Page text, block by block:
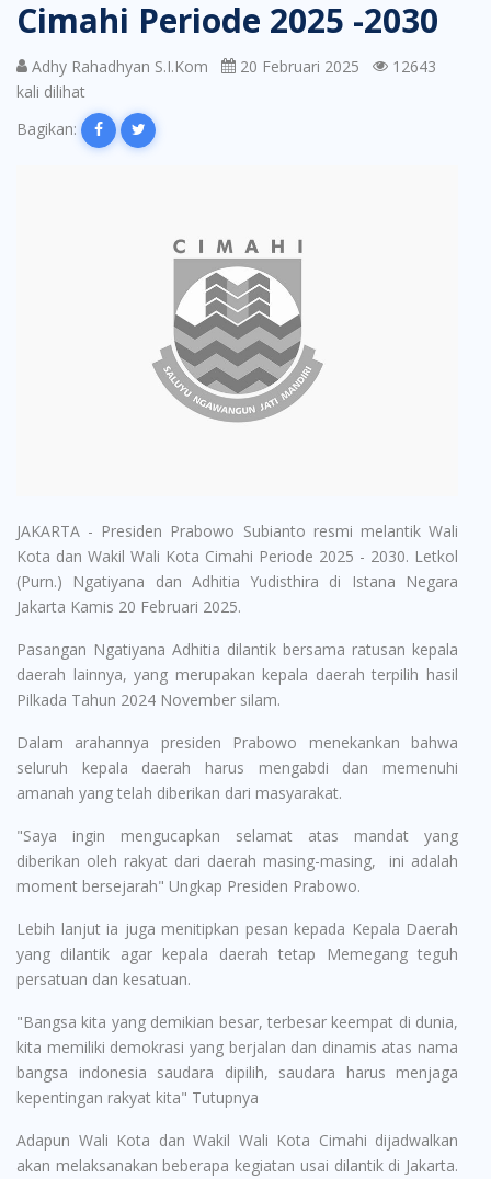
Cimahi Periode 2025 -2030
Adhy Rahadhyan S.I.Kom 20 Februari 2025
12643
kali dilihat
Bagikan:
JAKARTA - Presiden Prabowo Subianto resmi melantik Wali
Kota dan Wakil Wali Kota Cimahi Periode 2025 - 2030. Letkol
(Purn.) Ngatiyana dan Adhitia Yudisthira di Istana Negara
Jakarta Kamis 20 Februari 2025.
Pasangan Ngatiyana Adhitia dilantik bersama ratusan kepala
daerah lainnya, yang merupakan kepala daerah terpilih hasil
Pilkada Tahun 2024 November silam.
Dalam arahannya presiden Prabowo menekankan bahwa
seluruh kepala daerah harus mengabdi dan memenuhi
amanah yang telah diberikan dari masyarakat.
"Saya ingin mengucapkan selamat atas mandat yang
diberikan oleh rakyat dari daerah masing-masing, ini adalah
moment bersejarah" Ungkap Presiden Prabowo.
Lebih lanjut ia juga menitipkan pesan kepada Kepala Daerah
yang dilantik agar kepala daerah tetap Memegang teguh
persatuan dan kesatuan.
"Bangsa kita yang demikian besar, terbesar keempat di dunia,
kita memiliki demokrasi yang berjalan dan dinamis atas nama
bangsa indonesia saudara dipilih, saudara harus menjaga
kepentingan rakyat kita" Tutupnya
Adapun Wali Kota dan Wakil Wali Kota Cimahi dijadwalkan
akan melaksanakan beberapa kegiatan usai dilantik di Jakarta.